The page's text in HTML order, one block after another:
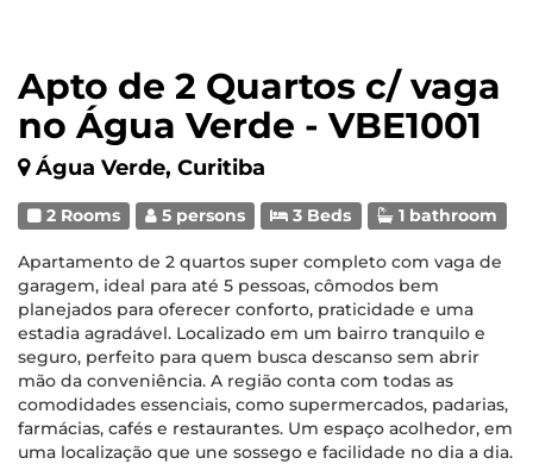
Apto de 2 Quartos c/ vaga
no Água Verde - VBE1001
Água Verde, Curitiba
2 Rooms 5 persons 3 Beds 1 bathroom
Apartamento de 2 quartos super completo com vaga de
garagem, ideal para até 5 pessoas, cômodos bem
planejados para oferecer conforto, praticidade e uma
estadia agradável. Localizado em um bairro tranquilo e
seguro, perfeito para quem busca descanso sem abrir
mão da conveniência. A região conta com todas as
comodidades essenciais, como supermercados, padarias,
farmácias, cafés e restaurantes. Um espaço acolhedor, em
uma localização que une sossego e facilidade no dia a dia.